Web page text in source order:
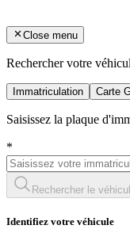
Close menu
Rechercher votre
Immatriculation Carte
Saisissez la plaque
*
Rechercher le
Identifiez votre véhicule